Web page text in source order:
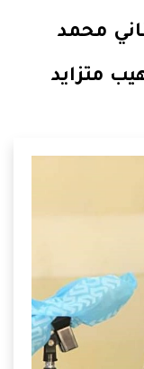
محمد
متزايد